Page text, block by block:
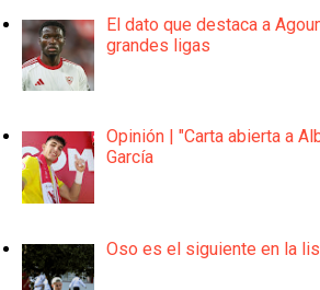
El dato que destaca a
grandes ligas
Opinión | "Carta abierta a
García
Oso es el siguiente en la